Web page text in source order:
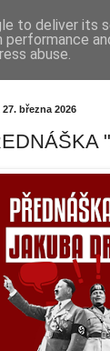
března 2026
to deliver its
performance
abuse.